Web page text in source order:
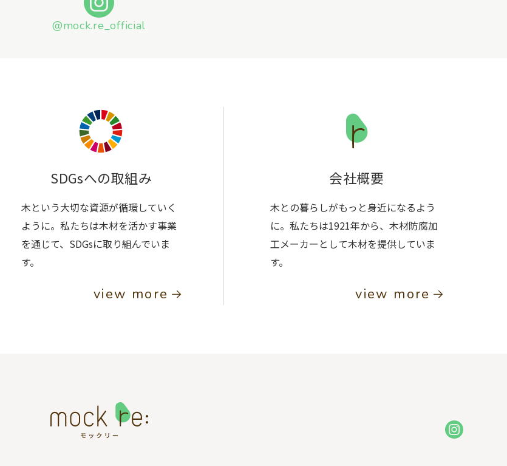
@mock.re_official
SDGsへの取組み
木という大切な資源が循環していく
ように。私たちは木材を活かす事業
を通じて、SDGsに取り組んでいま
す。
view more
会社概要
木との暮らしがもっと身近になるよう
に。私たちは1921年から、木材防腐加
工メーカーとして木材を提供していま
す。
view more